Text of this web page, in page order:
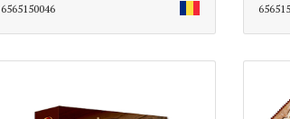
6565150046